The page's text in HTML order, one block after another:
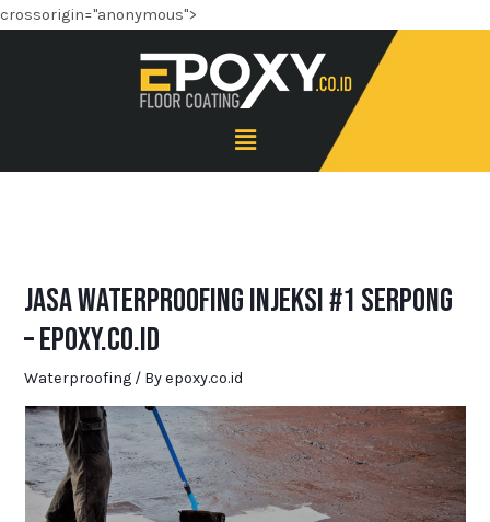
crossorigin="anonymous">
Jasa Waterproofing Injeksi #1 Serpong
– Epoxy.co.id
Waterproofing / Byepoxy.co.id